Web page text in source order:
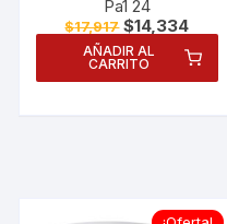
Pa1 24
$17,917 El
precio
original
era:
$14,334El
precio
actual
AÑADIR AL
CARRITO